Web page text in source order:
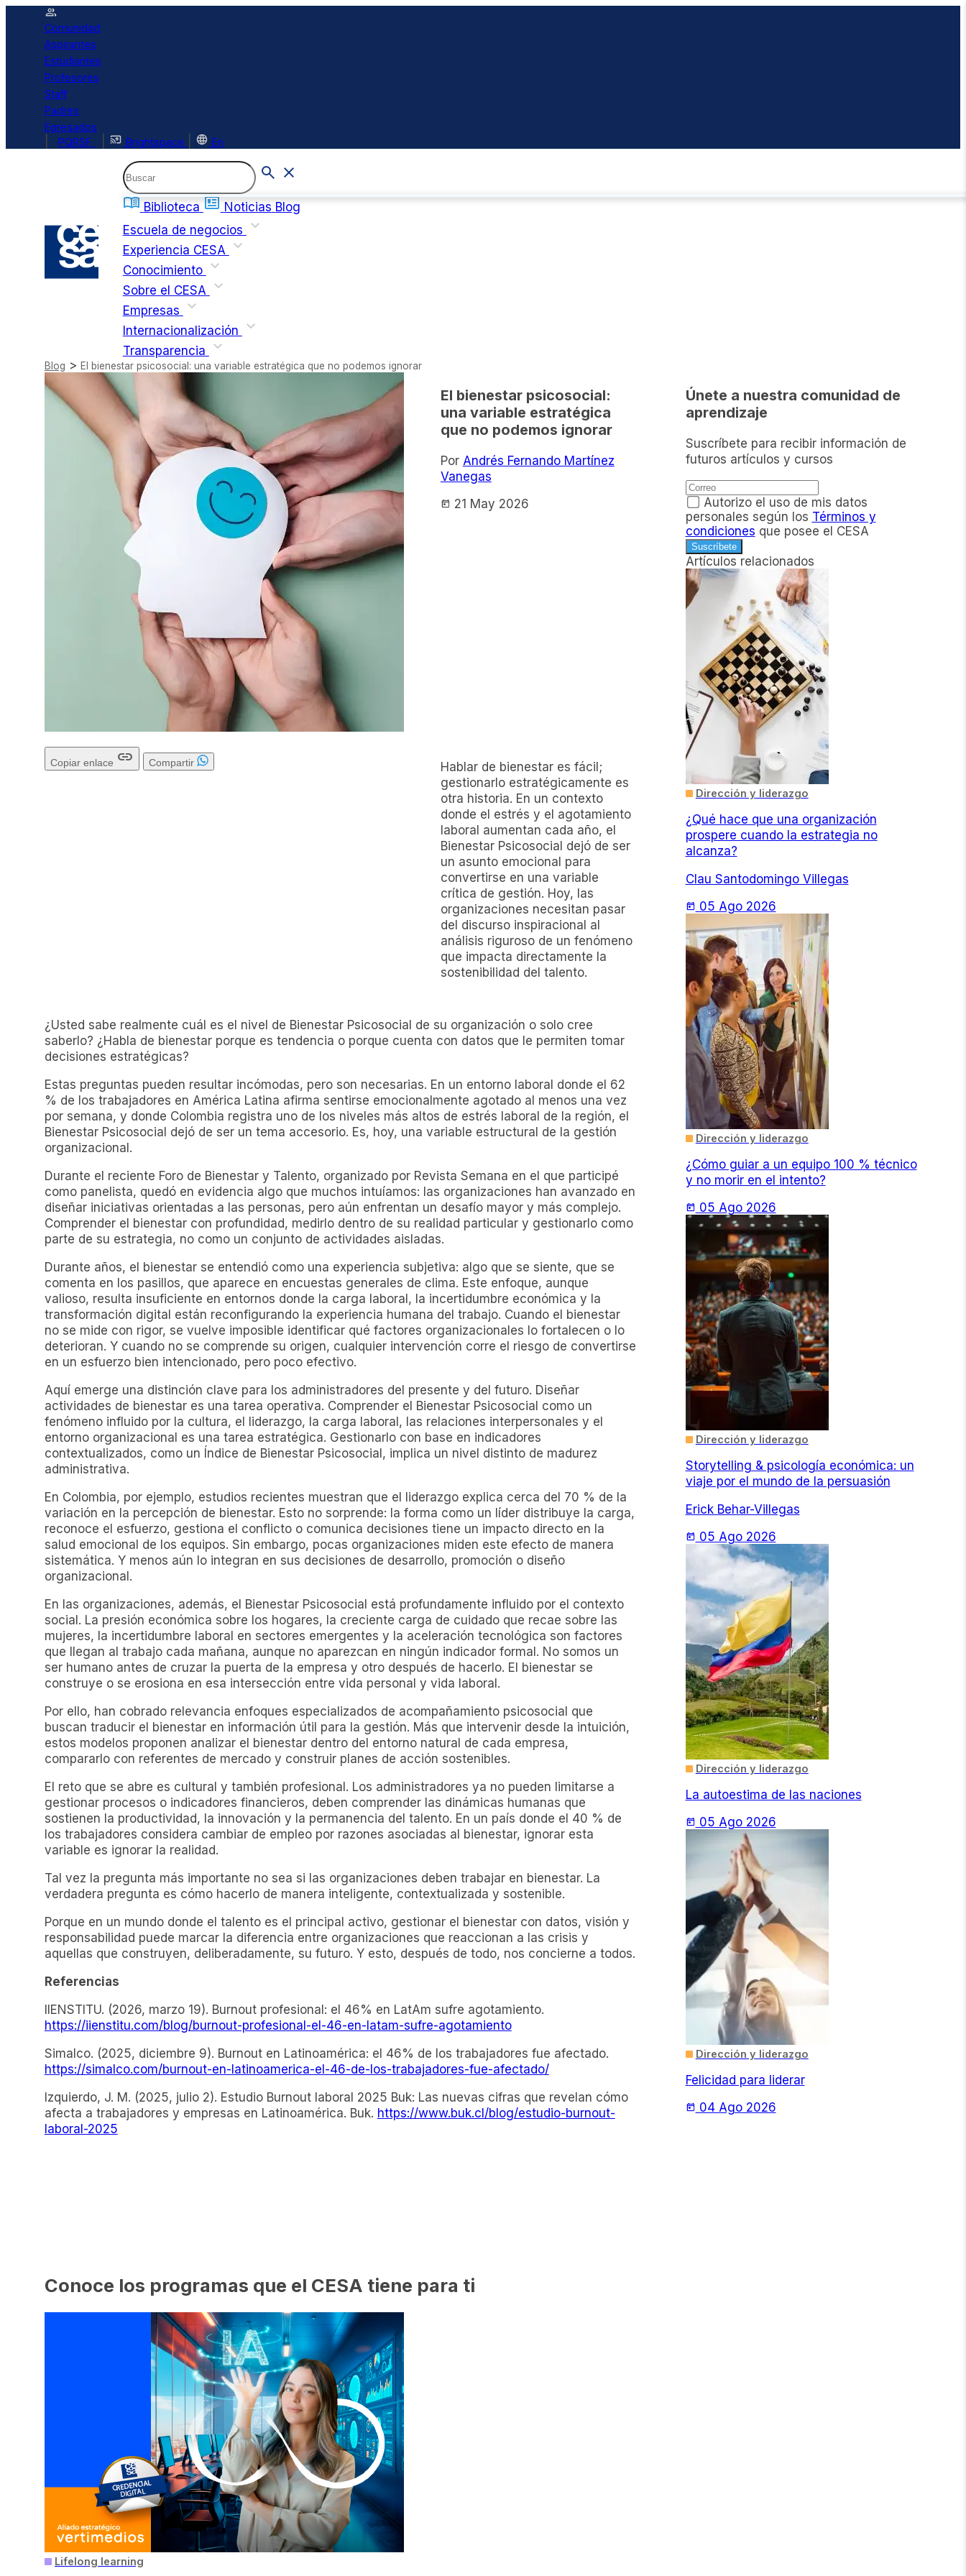
Comunidad
Aspirantes
Estudiantes
Profesores
Staff
Padres
Egresados
PQRSF Brightspace En
Biblioteca Noticias Blog
Escuela de negocios
Experiencia CESA
Conocimiento
Sobre el CESA
Empresas
Internacionalización
Transparencia
Blog > El bienestar psicosocial: una variable estratégica que no podemos ignorar
El bienestar psicosocial:
una variable estratégica
que no podemos ignorar
Por Andrés Fernando Martínez
Vanegas
today 21 May 2026
Copiar enlace link Compartir
Hablar de bienestar es fácil;
gestionarlo estratégicamente es
otra historia. En un contexto
donde el estrés y el agotamiento
laboral aumentan cada año, el
Bienestar Psicosocial dejó de ser
un asunto emocional para
convertirse en una variable
crítica de gestión. Hoy, las
organizaciones necesitan pasar
del discurso inspiracional al
análisis riguroso de un fenómeno
que impacta directamente la
sostenibilidad del talento.
¿Usted sabe realmente cuál es el nivel de Bienestar Psicosocial de su organización o solo cree
saberlo? ¿Habla de bienestar porque es tendencia o porque cuenta con datos que le permiten tomar
decisiones estratégicas?
Estas preguntas pueden resultar incómodas, pero son necesarias. En un entorno laboral donde el 62
% de los trabajadores en América Latina afirma sentirse emocionalmente agotado al menos una vez
por semana, y donde Colombia registra uno de los niveles más altos de estrés laboral de la región, el
Bienestar Psicosocial dejó de ser un tema accesorio. Es, hoy, una variable estructural de la gestión
organizacional.
Durante el reciente Foro de Bienestar y Talento, organizado por Revista Semana en el que participé
como panelista, quedó en evidencia algo que muchos intuíamos: las organizaciones han avanzado en
diseñar iniciativas orientadas a las personas, pero aún enfrentan un desafío mayor y más complejo.
Comprender el bienestar con profundidad, medirlo dentro de su realidad particular y gestionarlo como
parte de su estrategia, no como un conjunto de actividades aisladas.
Durante años, el bienestar se entendió como una experiencia subjetiva: algo que se siente, que se
comenta en los pasillos, que aparece en encuestas generales de clima. Este enfoque, aunque
valioso, resulta insuficiente en entornos donde la carga laboral, la incertidumbre económica y la
transformación digital están reconfigurando la experiencia humana del trabajo. Cuando el bienestar
no se mide con rigor, se vuelve imposible identificar qué factores organizacionales lo fortalecen o lo
deterioran. Y cuando no se comprende su origen, cualquier intervención corre el riesgo de convertirse
en un esfuerzo bien intencionado, pero poco efectivo.
Aquí emerge una distinción clave para los administradores del presente y del futuro. Diseñar
actividades de bienestar es una tarea operativa. Comprender el Bienestar Psicosocial como un
fenómeno influido por la cultura, el liderazgo, la carga laboral, las relaciones interpersonales y el
entorno organizacional es una tarea estratégica. Gestionarlo con base en indicadores
contextualizados, como un Índice de Bienestar Psicosocial, implica un nivel distinto de madurez
administrativa.
En Colombia, por ejemplo, estudios recientes muestran que el liderazgo explica cerca del 70 % de la
variación en la percepción de bienestar. Esto no sorprende: la forma como un líder distribuye la carga,
reconoce el esfuerzo, gestiona el conflicto o comunica decisiones tiene un impacto directo en la
salud emocional de los equipos. Sin embargo, pocas organizaciones miden este efecto de manera
sistemática. Y menos aún lo integran en sus decisiones de desarrollo, promoción o diseño
organizacional.
En las organizaciones, además, el Bienestar Psicosocial está profundamente influido por el contexto
social. La presión económica sobre los hogares, la creciente carga de cuidado que recae sobre las
mujeres, la incertidumbre laboral en sectores emergentes y la aceleración tecnológica son factores
que llegan al trabajo cada mañana, aunque no aparezcan en ningún indicador formal. No somos un
ser humano antes de cruzar la puerta de la empresa y otro después de hacerlo. El bienestar se
construye o se erosiona en esa intersección entre vida personal y vida laboral.
Por ello, han cobrado relevancia enfoques especializados de acompañamiento psicosocial que
buscan traducir el bienestar en información útil para la gestión. Más que intervenir desde la intuición,
estos modelos proponen analizar el bienestar dentro del entorno natural de cada empresa,
compararlo con referentes de mercado y construir planes de acción sostenibles.
El reto que se abre es cultural y también profesional. Los administradores ya no pueden limitarse a
gestionar procesos o indicadores financieros, deben comprender las dinámicas humanas que
sostienen la productividad, la innovación y la permanencia del talento. En un país donde el 40 % de
los trabajadores considera cambiar de empleo por razones asociadas al bienestar, ignorar esta
variable es ignorar la realidad.
Tal vez la pregunta más importante no sea si las organizaciones deben trabajar en bienestar. La
verdadera pregunta es cómo hacerlo de manera inteligente, contextualizada y sostenible.
Porque en un mundo donde el talento es el principal activo, gestionar el bienestar con datos, visión y
responsabilidad puede marcar la diferencia entre organizaciones que reaccionan a las crisis y
aquellas que construyen, deliberadamente, su futuro. Y esto, después de todo, nos concierne a todos.
Referencias
IIENSTITU. (2026, marzo 19). Burnout profesional: el 46% en LatAm sufre agotamiento.
https://iienstitu.com/blog/burnout-profesional-el-46-en-latam-sufre-agotamiento
Simalco. (2025, diciembre 9). Burnout en Latinoamérica: el 46% de los trabajadores fue afectado.
https://simalco.com/burnout-en-latinoamerica-el-46-de-los-trabajadores-fue-afectado/
Izquierdo, J. M. (2025, julio 2). Estudio Burnout laboral 2025 Buk: Las nuevas cifras que revelan cómo
afecta a trabajadores y empresas en Latinoamérica. Buk. https://www.buk.cl/blog/estudio-burnout-
laboral-2025
Únete a nuestra comunidad de
aprendizaje
Suscríbete para recibir información de
futuros artículos y cursos
Autorizo el uso de mis datos
personales según los Términos y
condiciones que posee el CESA
Suscríbete
Artículos relacionados
Dirección y liderazgo
¿Qué hace que una organización
prospere cuando la estrategia no
alcanza?
Clau Santodomingo Villegas
today 05 Ago 2026
Dirección y liderazgo
¿Cómo guiar a un equipo 100 % técnico
y no morir en el intento?
today 05 Ago 2026
Dirección y liderazgo
Storytelling & psicología económica: un
viaje por el mundo de la persuasión
Erick Behar-Villegas
today 05 Ago 2026
Dirección y liderazgo
La autoestima de las naciones
today 05 Ago 2026
Dirección y liderazgo
Felicidad para liderar
today 04 Ago 2026
Conoce los programas que el CESA tiene para ti
Lifelong learning